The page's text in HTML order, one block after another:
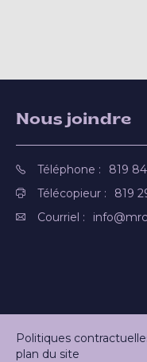
Nous joindre
Téléphone :
819
Télécopieur :
819
Courriel :
Politiques
plan du site